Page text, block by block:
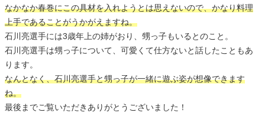
なかなか春巻にこの具材を入れようとは思えないので、かなり料理
上手であることがうかがえますね。
石川亮選手には3歳年上の姉がおり、甥っ子もいるとのこと。
石川亮選手は甥っ子について、可愛くて仕方ないと話したこともあ
ります。
なんとなく、石川亮選手と甥っ子が一緒に遊ぶ姿が想像できます
ね。
最後までご覧いただきありがとうございました！